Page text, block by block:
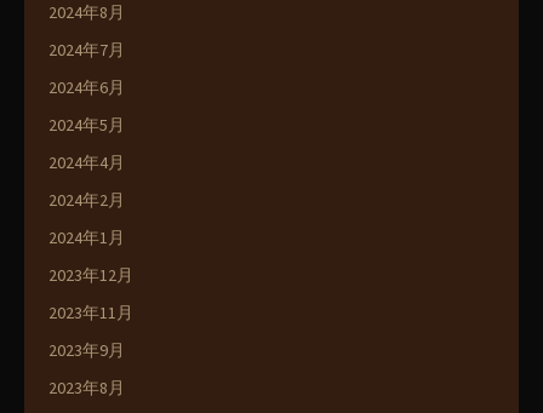
2024年8月
2024年7月
2024年6月
2024年5月
2024年4月
2024年2月
2024年1月
2023年12月
2023年11月
2023年9月
2023年8月